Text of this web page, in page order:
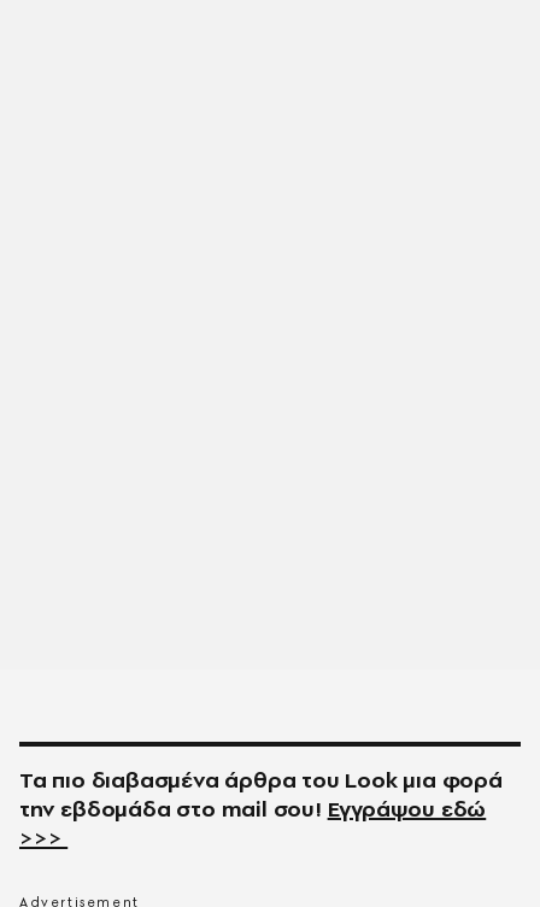
Τα πιο διαβασμένα άρθρα του Look μια φορά
την εβδομάδα στο mail σου! Εγγράψου εδώ
>>>